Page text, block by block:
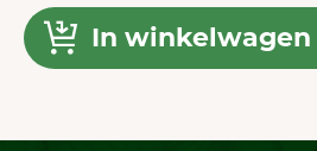
In winkelwagen